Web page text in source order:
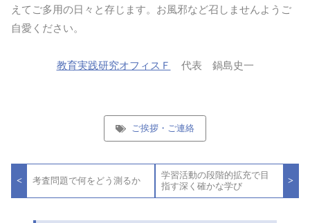
えてご多用の日々と存じます。お風邪など召しませんようご
自愛ください。
教育実践研究オフィスＦ 代表 鍋島史一
ご挨拶・ご連絡
稿
ビ
< 考査問題で何をどう測るか
学習活動の段階的拡充で目
指す深く確かな学び
>